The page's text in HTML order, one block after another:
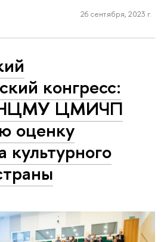
26 сентября, 2023 г.
конгресс:
НЦМУ ЦМИЧП
оценку
культурного